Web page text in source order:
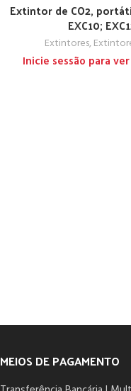
Extintor de CO2,
EXC10;
Extintores,
Inicie sessão para
MEIOS DE PAGAMENTO